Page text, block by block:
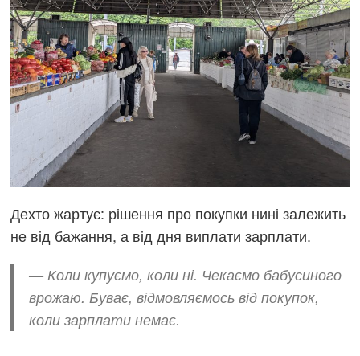
Дехто жартує: рішення про покупки нині залежить
не від бажання, а від дня виплати зарплати.
— Коли купуємо, коли ні. Чекаємо бабусиного
врожаю. Буває, відмовляємось від покупок,
коли зарплати немає.